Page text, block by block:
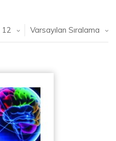
Varsayılan Sıralama
12